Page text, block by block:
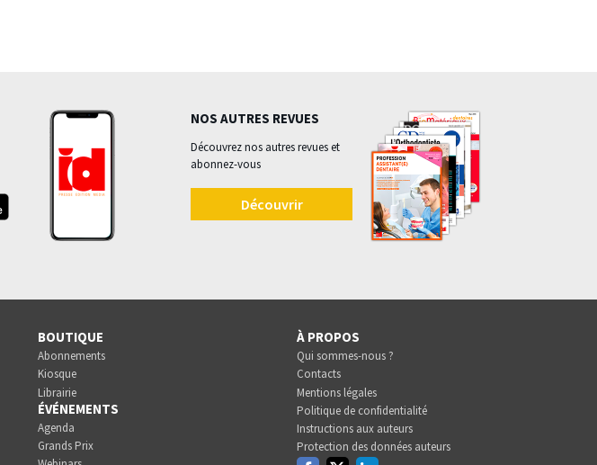
NOS AUTRES REVUES
Découvrez nos autres revues et
abonnez-vous
Découvrir
BOUTIQUE
Abonnements
Kiosque
Librairie
ÉVÉNEMENTS
Agenda
Grands Prix
À PROPOS
Qui sommes-nous ?
Contacts
Mentions légales
Politique de confidentialité
Instructions aux auteurs
Protection des données auteurs